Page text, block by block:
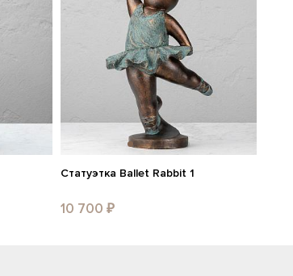
Статуэтка Ballet Rabbit 1
10 700 ₽